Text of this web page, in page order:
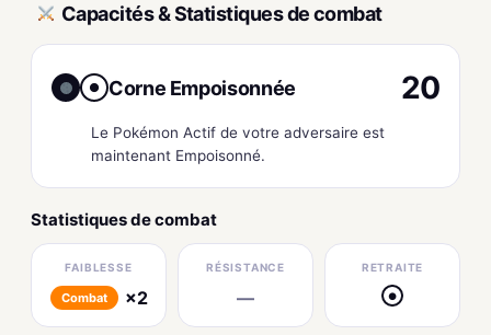
Capacités & Statistiques de combat
● Corne Empoisonnée 20
Le Pokémon Actif de votre adversaire est
maintenant Empoisonné.
Statistiques de combat
FAIBLESSE
Combat ×2
RÉSISTANCE
—
RETRAITE
●